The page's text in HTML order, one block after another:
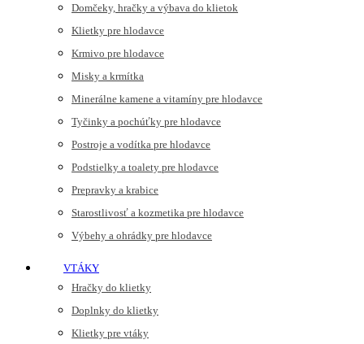
Domčeky, hračky a výbava do klietok
Klietky pre hlodavce
Krmivo pre hlodavce
Misky a krmítka
Minerálne kamene a vitamíny pre hlodavce
Tyčinky a pochúťky pre hlodavce
Postroje a vodítka pre hlodavce
Podstielky a toalety pre hlodavce
Prepravky a krabice
Starostlivosť a kozmetika pre hlodavce
Výbehy a ohrádky pre hlodavce
VTÁKY
Hračky do klietky
Doplnky do klietky
Klietky pre vtáky